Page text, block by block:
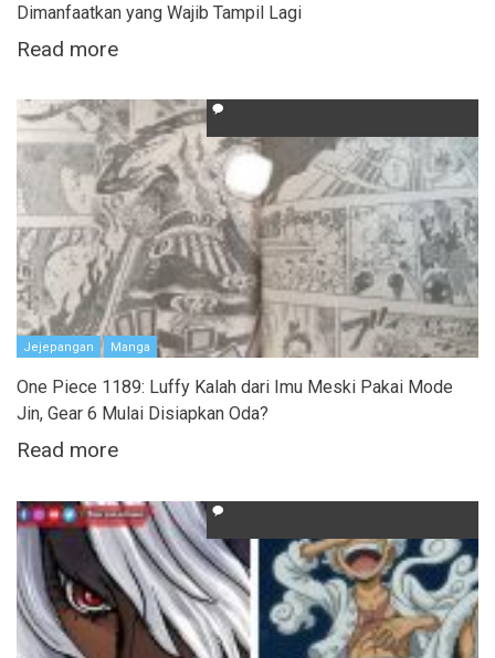
Dimanfaatkan yang Wajib Tampil Lagi
Read more
Jejepangan Manga
One Piece 1189: Luffy Kalah dari Imu Meski Pakai Mode
Jin, Gear 6 Mulai Disiapkan Oda?
Read more